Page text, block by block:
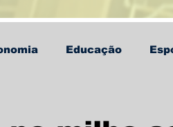
Educação